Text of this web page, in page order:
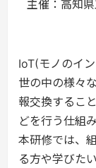
主催：高知
IoT(モノのイ
世の中の様々
報交換するこ
どを行う仕組み
本研修では、
る方や学びた